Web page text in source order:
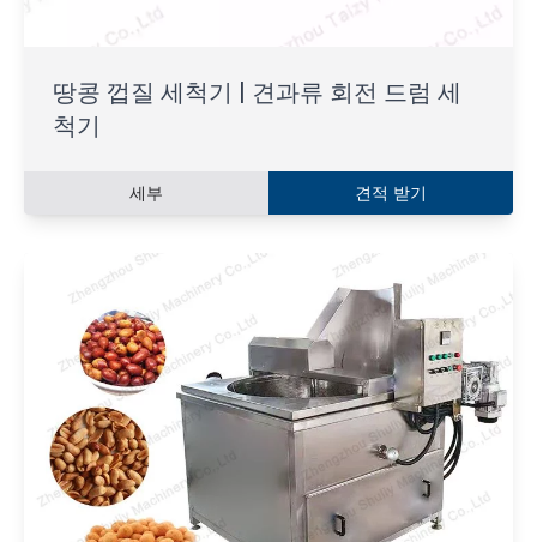
땅콩 껍질 세척기 | 견과류 회전 드럼 세
척기
세부 견적 받기